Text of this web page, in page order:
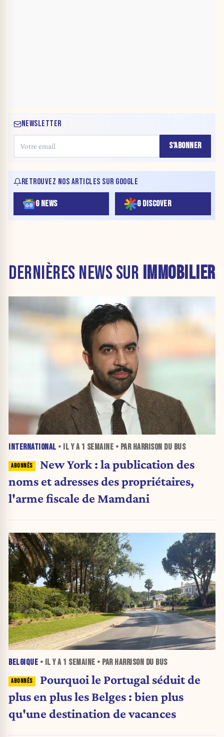
NEWSLETTER
S'ABONNER
RETROUVEZ NOS ARTICLES SUR GOOGLE
G NEWS G DISCOVER
DERNIÈRES NEWS SUR IMMOBILIER
INTERNATIONAL • IL Y A 1 SEMAINE • PAR HARRISON DU BUS
New York : la publication des
noms et adresses des propriétaires,
l'arme fiscale de Mamdani
BELGIQUE • IL Y A 1 SEMAINE • PAR HARRISON DU BUS
Pourquoi le Portugal séduit de
plus en plus les Belges : bien plus
qu'une destination de vacances